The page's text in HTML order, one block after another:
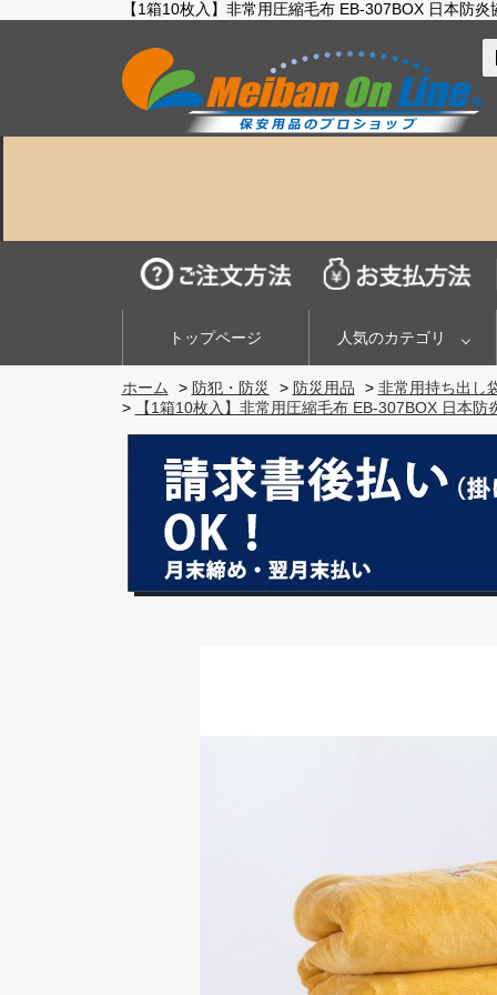
【1箱10枚入】非常用圧縮毛布 EB-307BOX 日本防
トップページ 人気のカテゴリ
ホーム > 防犯・防災 > 防災用品 > 非常用持ち出し
>
【1箱10枚入】非常用圧縮毛布 EB-307BOX 日本